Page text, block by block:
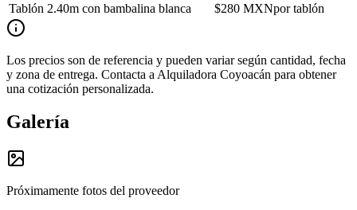
Tablón 2.40m con bambalina blanca
$280 MXNpor tablón
Los precios son de referencia y pueden variar según cantidad, fecha
y zona de entrega. Contacta a Alquiladora Coyoacán para obtener
una cotización personalizada.
Galería
Próximamente fotos del proveedor